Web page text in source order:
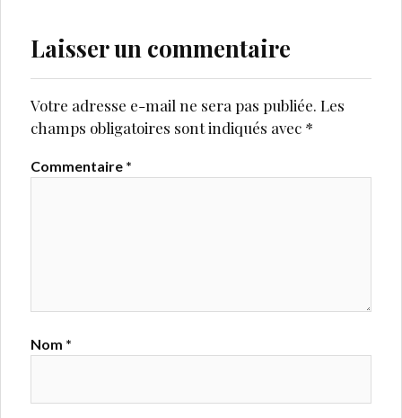
Laisser un commentaire
Votre adresse e-mail ne sera pas publiée. Les
champs obligatoires sont indiqués avec *
Commentaire *
Nom *